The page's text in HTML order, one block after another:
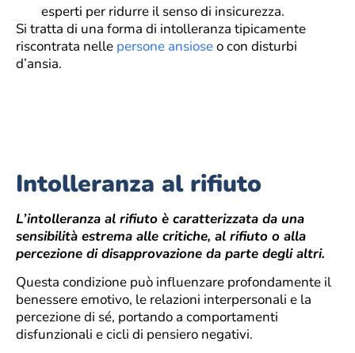
esperti per ridurre il senso di insicurezza.
Si tratta di una forma di intolleranza tipicamente
riscontrata nelle persone ansioseo con disturbi
d’ansia.
Intolleranza al rifiuto
L’intolleranza al rifiuto è caratterizzata da una
sensibilità estrema alle critiche, al rifiuto o alla
percezione di disapprovazione da parte degli altri.
Questa condizione può influenzare profondamente il
benessere emotivo, le relazioni interpersonali e la
percezione di sé, portando a comportamenti
disfunzionali e cicli di pensiero negativi.